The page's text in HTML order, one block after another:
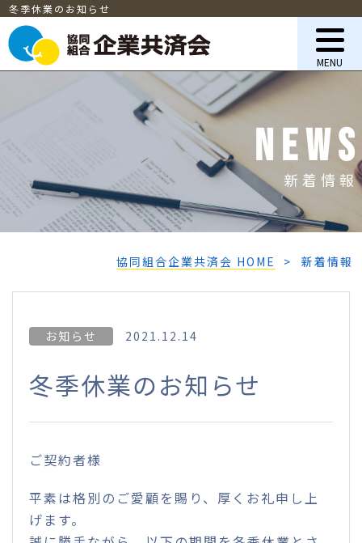
冬季休業のお知らせ
MENU
NEWS
新着情報
協同組合企業共済会 HOME 新着情報
お知らせ 2021.12.14
冬季休業のお知らせ
ご契約者様
平素は格別のご愛顧を賜り、厚くお礼申し上
げます。